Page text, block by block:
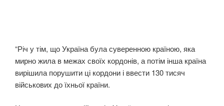
“Річ у тім, що Україна була суверенною країною, яка
мирно жила в межах своїх кордонів, а потім інша країна
вирішила порушити ці кордони і ввести 130 тисяч
військових до їхньої країни.